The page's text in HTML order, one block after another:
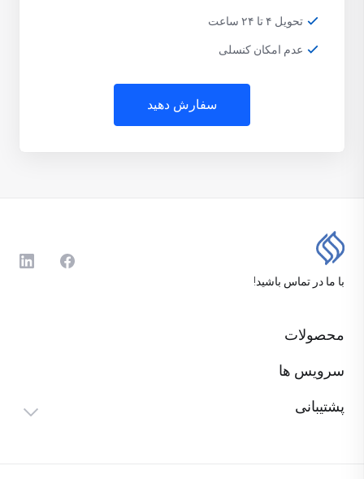
تحویل ۴ تا ۲۴ ساعت
عدم امکان کنسلی
سفارش دهید
با ما در تماس باشید!
محصولات
سرویس ها
پشتیبانی